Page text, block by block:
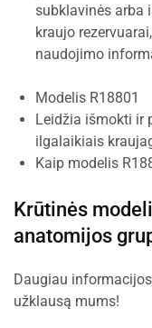
subklavinės arba
kraujo
naudojimo
Modelis R18801
Leidžia išmokti ir
ilgalaikiais
Kaip modelis
Krūtinės
anatomijos
Daugiau
užklausą mums!